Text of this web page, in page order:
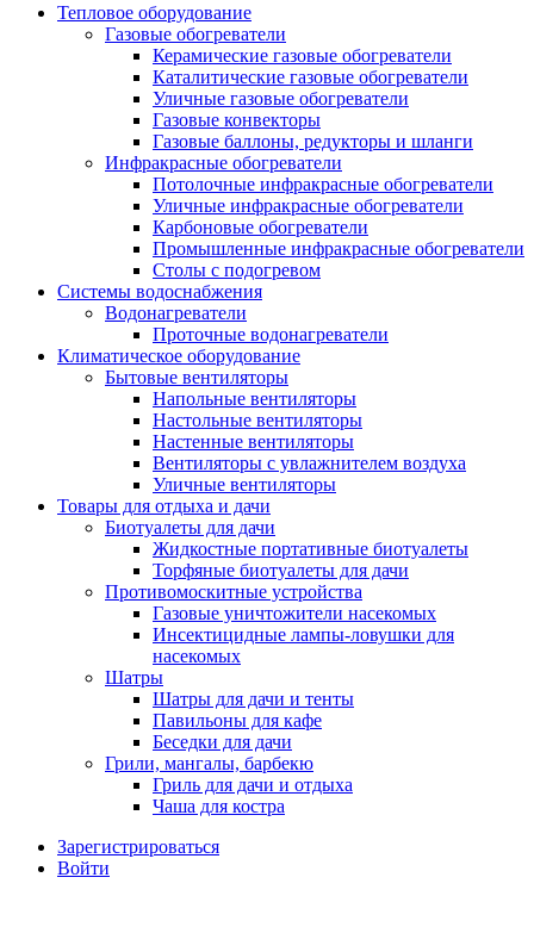
Тепловое оборудование
Газовые обогреватели
Керамические газовые обогреватели
Каталитические газовые обогреватели
Уличные газовые обогреватели
Газовые конвекторы
Газовые баллоны, редукторы и шланги
Инфракрасные обогреватели
Потолочные инфракрасные обогреватели
Уличные инфракрасные обогреватели
Карбоновые обогреватели
Промышленные инфракрасные обогреватели
Столы с подогревом
Системы водоснабжения
Водонагреватели
Проточные водонагреватели
Климатическое оборудование
Бытовые вентиляторы
Напольные вентиляторы
Настольные вентиляторы
Настенные вентиляторы
Вентиляторы с увлажнителем воздуха
Уличные вентиляторы
Товары для отдыха и дачи
Биотуалеты для дачи
Жидкостные портативные биотуалеты
Торфяные биотуалеты для дачи
Противомоскитные устройства
Газовые уничтожители насекомых
Инсектицидные лампы-ловушки для
насекомых
Шатры
Шатры для дачи и тенты
Павильоны для кафе
Беседки для дачи
Грили, мангалы, барбекю
Гриль для дачи и отдыха
Чаша для костра
Зарегистрироваться
Войти